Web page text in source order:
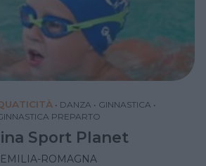
• DANZA • GINNASTICA •
PREPARTO
Sport Planet
EMILIA-ROMAGNA